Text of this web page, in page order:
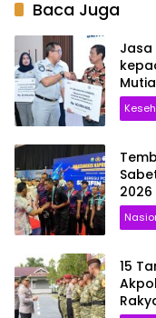
Baca Juga
Jasa
2026
15